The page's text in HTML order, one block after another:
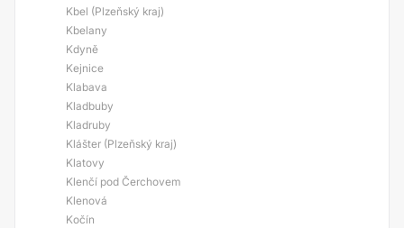
Kbel (Plzeňský kraj)
Kbelany
Kdyně
Kejnice
Klabava
Kladbuby
Kladruby
Klášter (Plzeňský kraj)
Klatovy
Klenčí pod Čerchovem
Klenová
Kočín